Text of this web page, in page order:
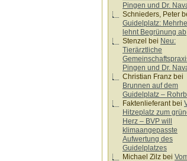
Pingen und Dr.
Schnieders, Peter
Guidelplatz:
lehnt Begrünung ab
Stenzel bei Neu:
Tierärztliche
Pingen und Dr.
Christian Franz bei
Brunnen auf dem
Guidelplatz –
Faktenlieferantbei
Hitzeplatz zum
Herz – BVP will
klimaangepasste
Aufwertung des
Guidelplatzes
Michael Zilz bei